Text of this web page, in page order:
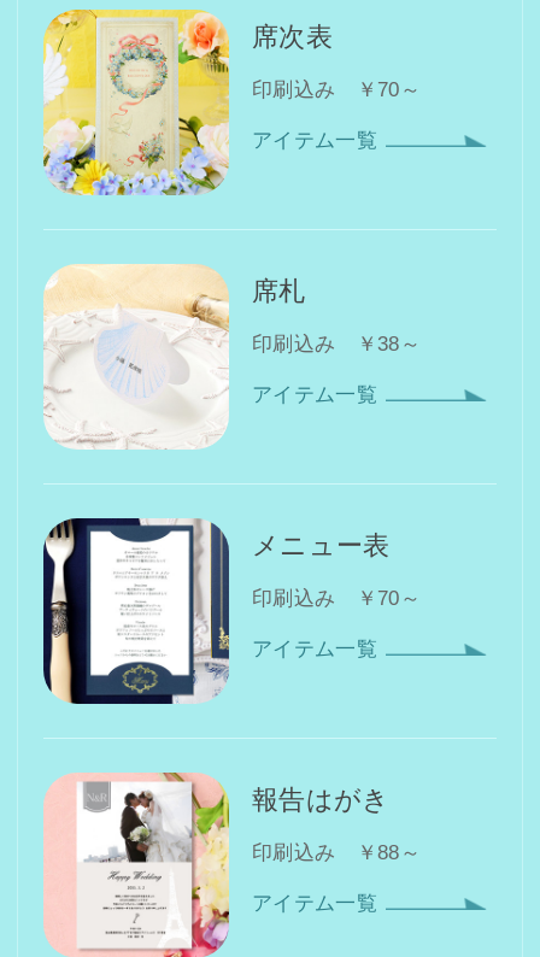
席次表
印刷込み ￥70～
アイテム一覧
席札
印刷込み ￥38～
アイテム一覧
メニュー表
印刷込み ￥70～
アイテム一覧
報告はがき
印刷込み ￥88～
アイテム一覧